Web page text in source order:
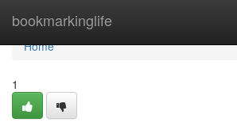
bookmarkinglife
Home
Home
1